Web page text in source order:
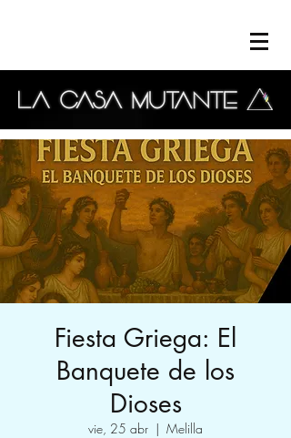
Fiesta Griega: El
Banquete de los
Dioses
vie, 25 abr
  |
Melilla